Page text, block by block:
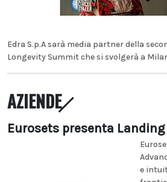
Edra S.p.A sarà media partner della
Longevity Summit che si svolgerà a
AZIENDE
Eurosets presenta
e